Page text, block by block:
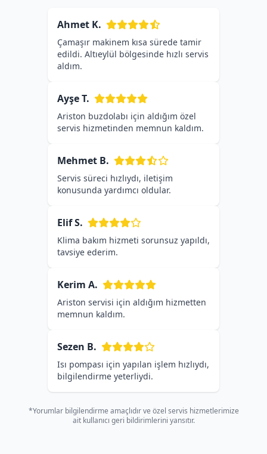
Ahmet K.
Çamaşır makinem kısa sürede tamir
edildi. Altıeylül bölgesinde hızlı servis
aldım.
Ayşe T.
Ariston buzdolabı için aldığım özel
servis hizmetinden memnun kaldım.
Mehmet B.
Servis süreci hızlıydı, iletişim
konusunda yardımcı oldular.
Elif S.
Klima bakım hizmeti sorunsuz yapıldı,
tavsiye ederim.
Kerim A.
Ariston servisi için aldığım hizmetten
memnun kaldım.
Sezen B.
Isı pompası için yapılan işlem hızlıydı,
bilgilendirme yeterliydi.
*Yorumlar bilgilendirme amaçlıdır ve özel servis hizmetlerimize
ait kullanıcı geri bildirimlerini yansıtır.